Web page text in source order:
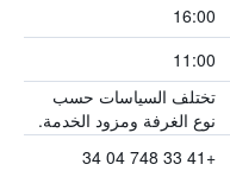
16:00
11:00
تختلف السياسات حسب
نوع الغرفة ومزود الخدمة.
+41 33 748 04 34